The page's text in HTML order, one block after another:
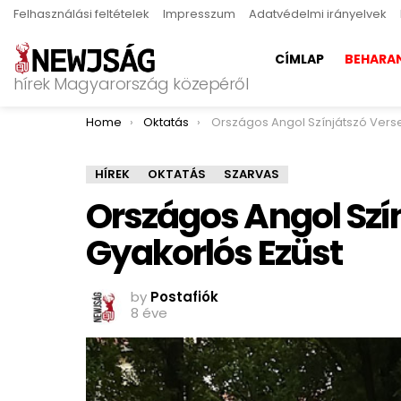
Felhasználási feltételek Impresszum Adatvédelmi irányelvek
hírek Magyarország közepéről
CÍMLAP
You are here:
Home Oktatás Országos Angol Színjátszó Verseny: Gyakorlós
HÍREK OKTATÁS SZARVAS
Országos Angol
Gyakorlós Ezüst
by Postafiók
8 éve